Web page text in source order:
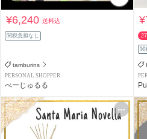
¥6,240送料込
関税負担なし
tamburins
PERSONAL SHOPPER
べーじゅるる
関